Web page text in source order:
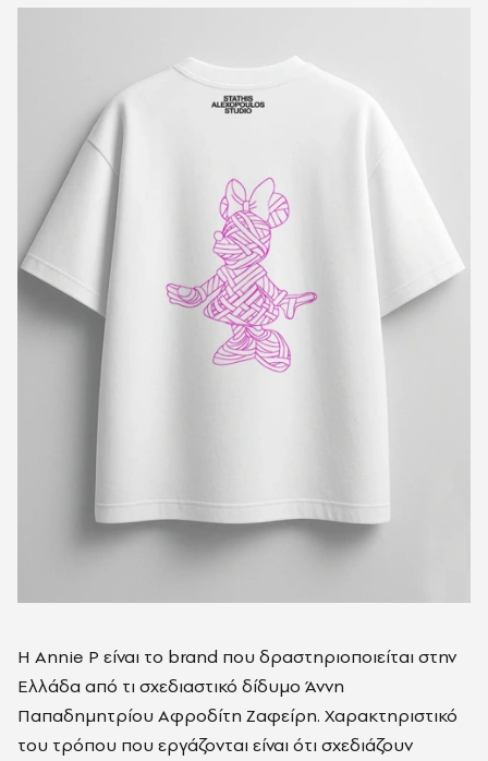
H Annie P είναι το brand που δραστηριοποιείται στην
Ελλάδα από τι σχεδιαστικό δίδυμο Άννη
Παπαδημητρίου Αφροδίτη Ζαφείρη. Χαρακτηριστικό
του τρόπου που εργάζονται είναι ότι σχεδιάζουν